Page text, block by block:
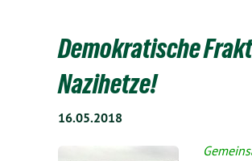
Demokratische
Nazihetze!
16.05.2018